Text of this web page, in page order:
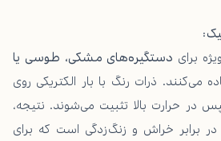
:
برای دستگیره‌های مشکی، طوسی یا
می‌کنند. ذرات رنگ با بار الکتریکی روی
حرارت بالا تثبیت می‌شوند. نتیجه،
برابر خراش و زنگ‌زدگی است که برای